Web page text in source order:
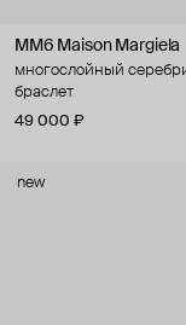
MM6 Maison Margiela
многослойный
браслет
49 000 ₽
new